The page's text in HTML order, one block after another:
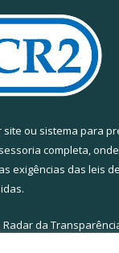
site ou sistema para
completa,
exigências das leis
Radar da